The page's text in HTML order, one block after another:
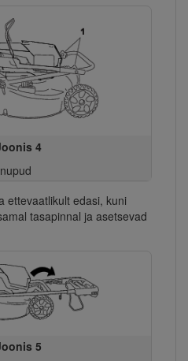
4
ettevaatlikult edasi, kuni
tasapinnal ja asetsevad
5